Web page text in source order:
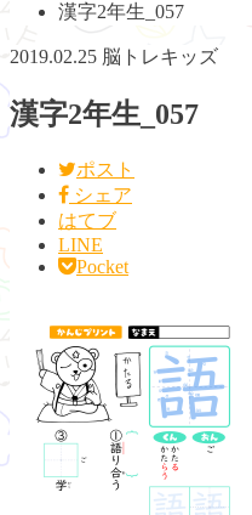
漢字2年生_057
2019.02.25 脳トレキッズ
漢字2年生_057
ポスト
シェア
はてブ
LINE
Pocket